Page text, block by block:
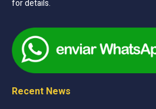
for details.
Recent News